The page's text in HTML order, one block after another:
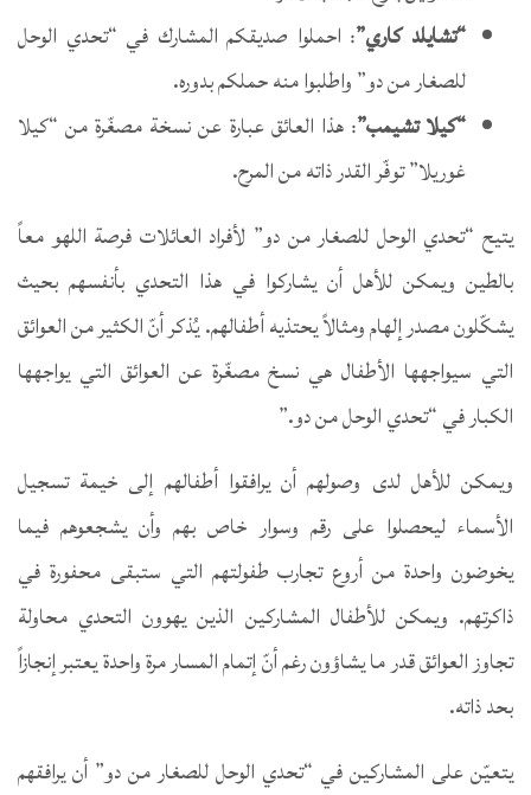
“تشايلد كاري”: احملوا صديقكم المشارك في “تحدي الوحل
للصغار من دو” واطلبوا منه حملكم بدوره.
“كيلا تشيمب”: هذا العائق عبارة عن نسخة مصغّرة من “كيلا
غوريلا” توفّر القدر ذاته من المرح.
يتيح “تحدي الوحل للصغار من دو” لأفراد العائلات فرصة اللهو معاً
بالطين ويمكن للأهل أن يشاركوا في هذا التحدي بأنفسهم بحيث
يشكّلون مصدر إلهام ومثالاً يحتذيه أطفالهم. يُذكر أنّ الكثير من العوائق
التي سيواجهها الأطفال هي نسخ مصغّرة عن العوائق التي يواجهها
الكبار في “تحدي الوحل من دو.”
ويمكن للأهل لدى وصولهم أن يرافقوا أطفالهم إلى خيمة تسجيل
الأسماء ليحصلوا على رقم وسوار خاص بهم وأن يشجعوهم فيما
يخوضون واحدة من أروع تجارب طفولتهم التي ستبقى محفورة في
ذاكرتهم. ويمكن للأطفال المشاركين الذين يهوون التحدي محاولة
تجاوز العوائق قدر ما يشاؤون رغم أنّ إتمام المسار مرة واحدة يعتبر إنجازاً
بحد ذاته.
يتعيّن على المشاركين في “تحدي الوحل للصغار من دو” أن يرافقهم